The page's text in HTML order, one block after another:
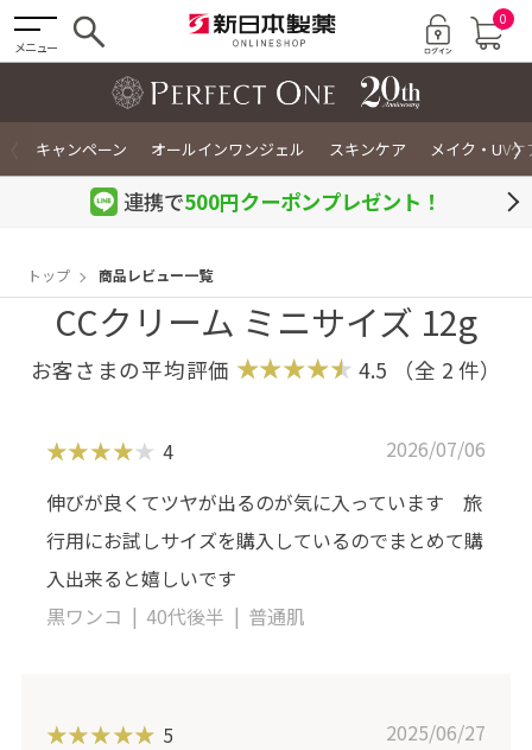
メニュー
0
キャンペーン オールインワンジェル スキンケア メイク・UVケ
〉
連携で500円クーポンプレゼント！
トップ 商品レビュー一覧
CCクリーム ミニサイズ 12g
お客さまの平均評価 4.5 （全 2 件）
4
2026/07/06
伸びが良くてツヤが出るのが気に入っています 旅
行用にお試しサイズを購入しているのでまとめて購
入出来ると嬉しいです
黒ワンコ
40代後半 普通肌
5
2025/06/27